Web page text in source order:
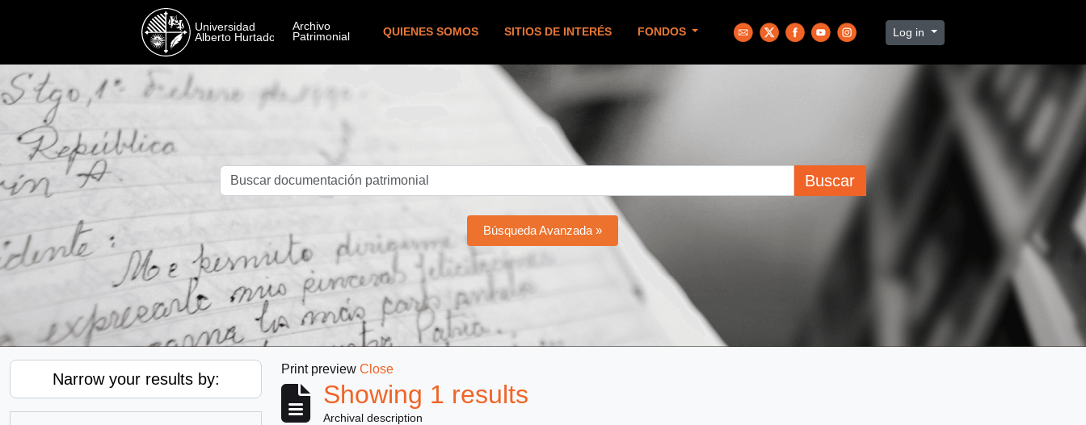
QUIENES SOMOS SITIOS DE INTERÉS FONDOS Log in
Buscar
Búsqueda Avanzada »
Narrow your results by:
Print preview Close
Showing 1 results
Archival description